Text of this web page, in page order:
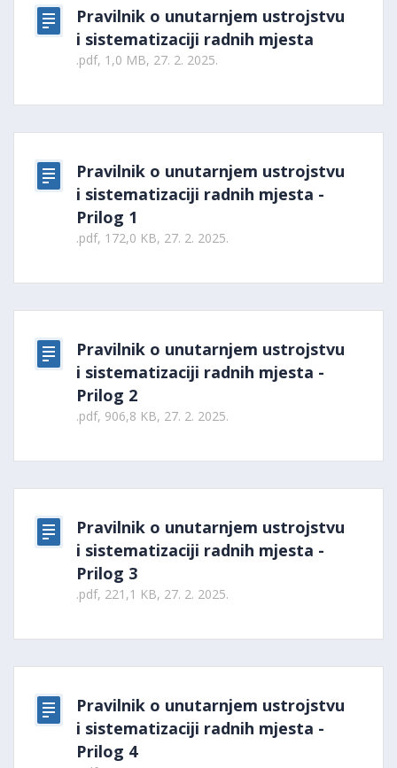
Pravilnik o unutarnjem ustrojstvu
i sistematizaciji radnih mjesta
.pdf, 1,0 MB, 27. 2. 2025.
Pravilnik o unutarnjem ustrojstvu
i sistematizaciji radnih mjesta -
Prilog 1
.pdf, 172,0 KB, 27. 2. 2025.
Pravilnik o unutarnjem ustrojstvu
i sistematizaciji radnih mjesta -
Prilog 2
.pdf, 906,8 KB, 27. 2. 2025.
Pravilnik o unutarnjem ustrojstvu
i sistematizaciji radnih mjesta -
Prilog 3
.pdf, 221,1 KB, 27. 2. 2025.
Pravilnik o unutarnjem ustrojstvu
i sistematizaciji radnih mjesta -
Prilog 4